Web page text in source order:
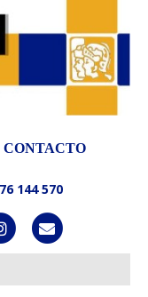
CONTACTO
144 570
Instagram
Email